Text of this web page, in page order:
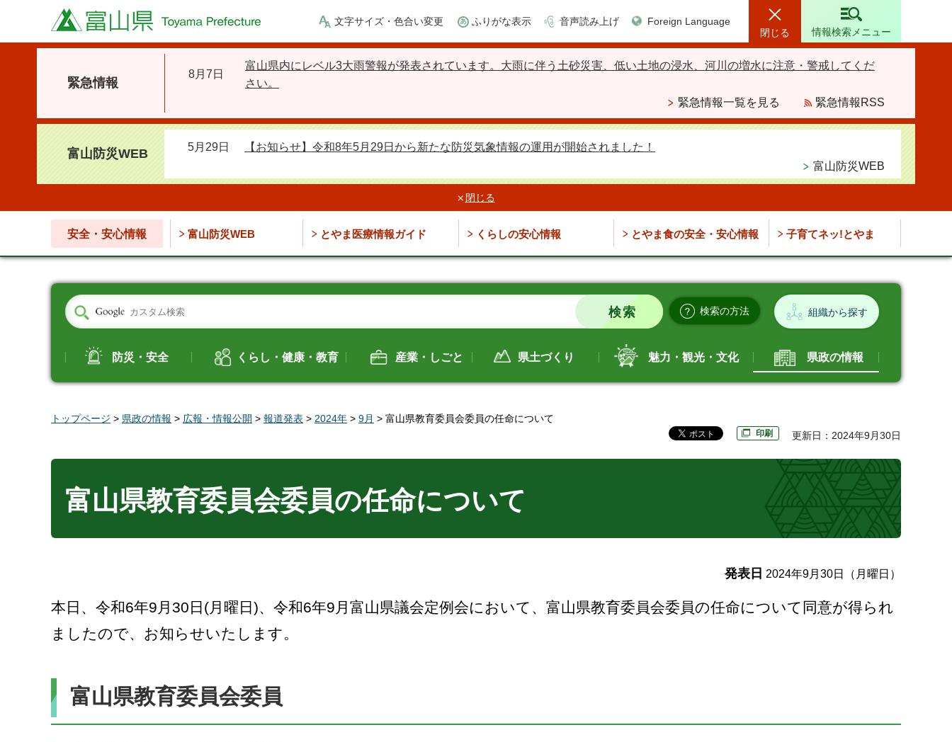
富山県 文字サイズ・色合い変更 ふりがな表示 音声読み上げ
Foreign Language
閉じる
情報検索メニュー
緊急情報
8月7日
富山県内にレベル3大雨警報が発表されています。大雨に伴う土砂災害、低い土地の浸水、河川の増水に注意・警戒してくだ
さい。
緊急情報一覧を見る
緊急情報RSS
富山防災WEB 5月29日
【お知らせ】令和8年5月29日から新たな防災気象情報の運用が開始されました！
富山防災WEB
閉じる
安全・安心情報 富山防災WEB とやま医療情報ガイド くらしの安心情報 とやま食の安全・安心情報 子育てネッ!とやま
検索の方法 組織から探す
防災・安全 くらし・健康・教育 産業・しごと 県土づくり 魅力・観光・文化 県政の情報
トップページ > 県政の情報 > 広報・情報公開 > 報道発表 > 2024年 > 9月 > 富山県教育委員会委員の任命について
印刷 更新日：2024年9月30日
富山県教育委員会委員の任命について
発表日 2024年9月30日（月曜日）
本日、令和6年9月30日(月曜日)、令和6年9月富山県議会定例会において、富山県教育委員会委員の任命について同意が得られ
ましたので、お知らせいたします。
富山県教育委員会委員